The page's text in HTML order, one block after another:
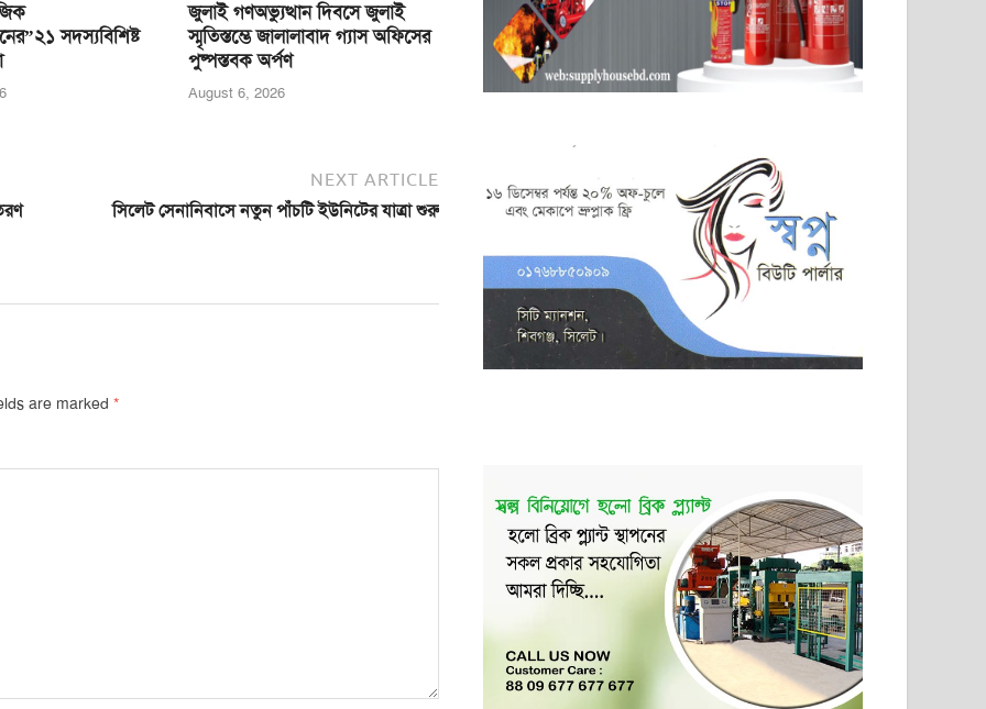
সদস্যবিশিষ্ট
জুলাই গণঅভ্যুত্থান দিবসে জুলাই
স্মৃতিস্তম্ভে জালালাবাদ গ্যাস অফিসের
পুষ্পস্তবক অর্পণ
August 6, 2026
NEXT ARTICLE
সিলেট সেনানিবাসে নতুন পাঁচটি ইউনিটের যাত্রা শুরু
are marked *